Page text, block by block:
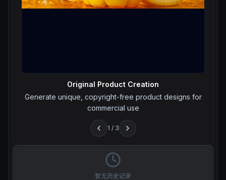
Original Product Creation
Generate unique, copyright-free product designs for
commercial use
1 / 3
暂无历史记录